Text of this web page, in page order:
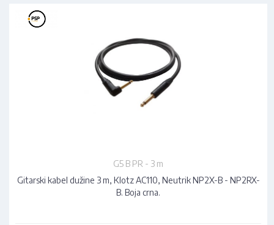
G5 B PR - 3 m
Gitarski kabel dužine 3 m, Klotz AC110, Neutrik NP2X-B - NP2RX-
B. Boja crna.